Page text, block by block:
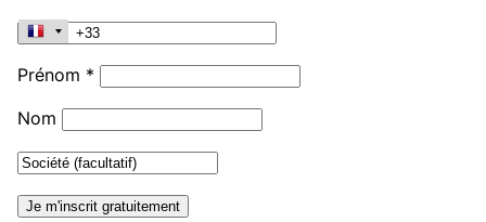
Prénom *
Nom